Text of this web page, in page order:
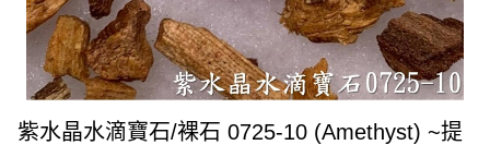
紫水晶水滴寶石/裸石 0725-10 (Amethyst) ~提